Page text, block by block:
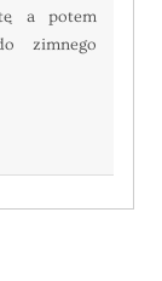
a potem
zimnego